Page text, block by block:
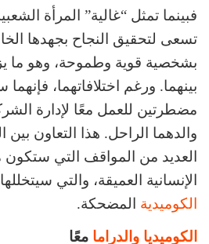
فبينما تمثل “غالية” المرأة
تسعى لتحقيق النجاح بجهدها
بشخصية قوية وطموحة، وهو ما
بينهما. ورغم اختلافاتهما،
مضطرتين للعمل معًا لإدارة
والدهما الراحل. هذا التعاون
العديد من المواقف التي ستكون
الإنسانية العميقة، والتي
الكوميدية المضحكة.
الكوميديا والدراما معًا